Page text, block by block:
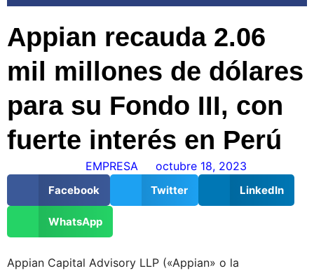
Appian recauda 2.06
mil millones de dólares
para su Fondo III, con
fuerte interés en Perú
EMPRESA octubre 18, 2023
Facebook Twitter LinkedIn
WhatsApp
Appian Capital Advisory LLP («Appian» o la